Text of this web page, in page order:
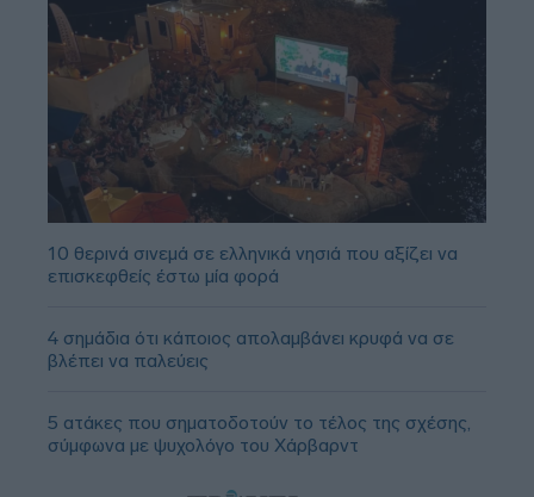
10 θερινά σινεμά σε ελληνικά νησιά που αξίζει να
επισκεφθείς έστω μία φορά
4 σημάδια ότι κάποιος απολαμβάνει κρυφά να σε
βλέπει να παλεύεις
5 ατάκες που σηματοδοτούν το τέλος της σχέσης,
σύμφωνα με ψυχολόγο του Χάρβαρντ